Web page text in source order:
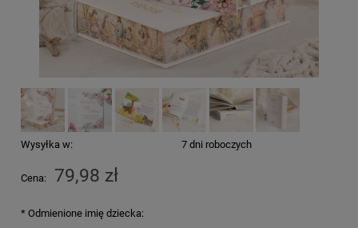
Wysyłka w: 7 dni roboczych
Cena: 79,98 zł
* Odmienione imię dziecka: